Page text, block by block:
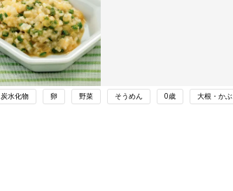
炭水化物 卵 野菜 そうめん 0歳 大根・かぶ